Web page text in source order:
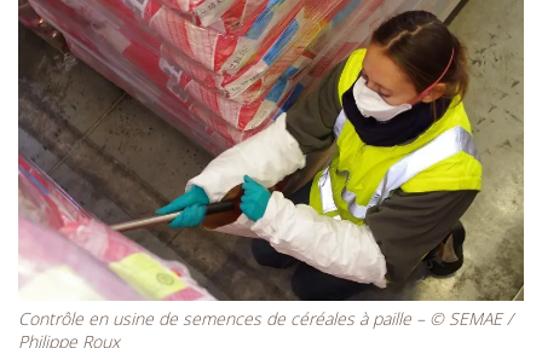
Contrôle en usine de semences de céréales à paille – © SEMAE /
Philippe Roux